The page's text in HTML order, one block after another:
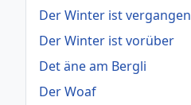
Der Winter ist vergangen
Der Winter ist vorüber
Det äne am Bergli
Der Woaf